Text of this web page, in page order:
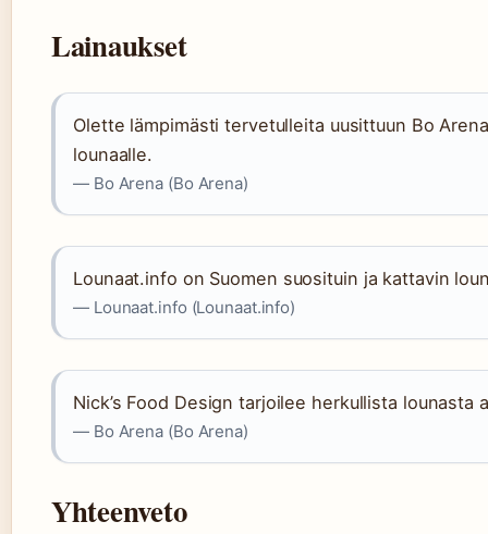
Lainaukset
Olette lämpimästi tervetulleita uusittuun Bo
lounaalle.
— Bo Arena (Bo Arena)
Lounaat.info on Suomen suosituin ja kattavin
— Lounaat.info (Lounaat.info)
Nick’s Food Design tarjoilee herkullista lounasta
— Bo Arena (Bo Arena)
Yhteenveto